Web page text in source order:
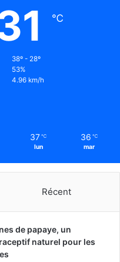
℃
38º - 28º
53%
4.96 km/h
37 ℃
lun
36 ℃
mar
Récent
de papaye, un
naturel pour les